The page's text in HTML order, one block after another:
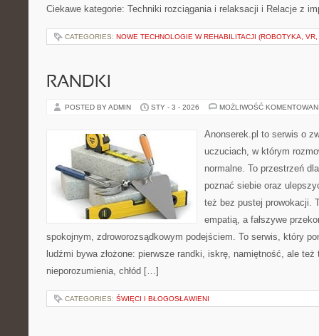
Ciekawe kategorie: Techniki rozciągania i relaksacji i Relacje z
CATEGORIES: NOWE TECHNOLOGIE W REHABILITACJI (ROBOTYKA,
RANDKI
POSTED BY ADMIN STY - 3 - 2026 MOŻLIWOŚĆ
Anonserek.pl to serwis o
uczuciach, w którym
normalne. To przestrzeń
poznać siebie oraz
też bez pustej prowokacji.
empatią, a fałszywe
spokojnym, zdroworozsądkowym podejściem. To serwis, który
ludźmi bywa złożone: pierwsze randki, iskrę, namiętność, ale też
nieporozumienia, chłód […]
CATEGORIES: ŚWIĘCI I BŁOGOSŁAWIENI